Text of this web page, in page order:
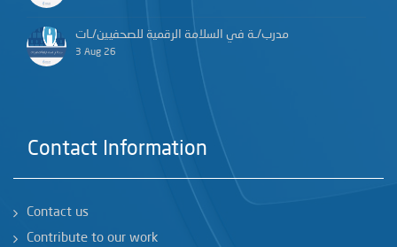
مدرب/ـة في السلامة الرقمية للصحفيين/ـات
3 Aug 26
Contact Information
Contact us
Contribute to our work